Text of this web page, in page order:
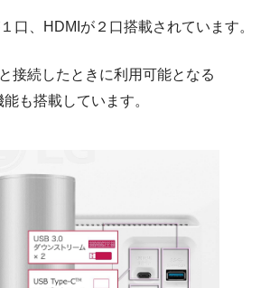
口、HDMIが２口搭載されています。
接続したときに利用可能となる
も搭載しています。